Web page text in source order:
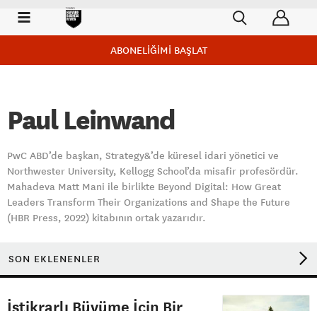
ABONELİĞİMİ BAŞLAT
Paul Leinwand
PwC ABD’de başkan, Strategy&’de küresel idari yönetici ve
Northwester University, Kellogg School’da misafir profesördür.
Mahadeva Matt Mani ile birlikte Beyond Digital: How Great
Leaders Transform Their Organizations and Shape the Future
(HBR Press, 2022) kitabının ortak yazarıdır.
SON EKLENENLER
İstikrarlı Büyüme İçin Bir